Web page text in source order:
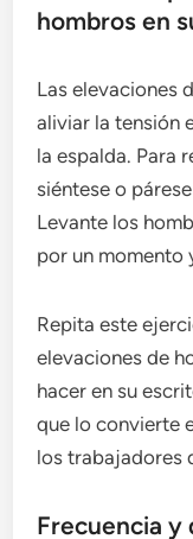
hombros en
Las elevaciones
aliviar la tensión
la espalda. Para
siéntese o
Levante los
por un momento
Repita este
elevaciones de
hacer en su
que lo convierte
los trabajadores
Frecuencia y